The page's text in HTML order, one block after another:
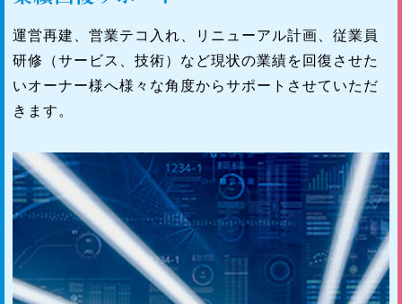
運営再建、営業テコ入れ、リニューアル計画、従業員
研修（サービス、技術）など現状の業績を回復させた
いオーナー様へ様々な角度からサポートさせていただ
きます。